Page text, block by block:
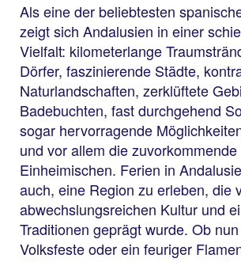
Als eine der beliebtesten
zeigt sich Andalusien in einer
Vielfalt: kilometerlange
Dörfer, faszinierende Städte,
Naturlandschaften, zerklüftete
Badebuchten, fast durchgehend
sogar hervorragende
und vor allem die
Einheimischen. Ferien in
auch, eine Region zu erleben, die
abwechslungsreichen Kultur und
Traditionen geprägt wurde. Ob
Volksfeste oder ein feuriger